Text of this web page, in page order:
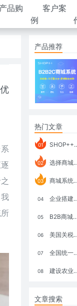
产品购
客户案
例
产品推荐
热门文章
01 SHOP++ B2B2C V9.1 全新发布 新亮点
02 选择商城系统要考虑哪些问题？
03 商城系统如何打通跨境电商模式？
04 企业搭建积分商城系统要注意什么？
05 B2B商城系统搭建：开发语言、功能、优势分析
06 美国关税政策冲击全球电商格局：五大类平台受重创，转型与自救成关键
07 全国统一大市场：电商如何掘金新蓝海？
08 建设农业强国，网上商城来助力！
文章搜索